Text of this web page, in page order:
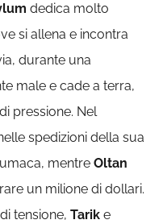
dedica molto
si allena e incontra
durante una
male e cade a terra,
pressione. Nel
spedizioni della sua
mentreOltan
un milione di dollari.
tensione,Tarik e